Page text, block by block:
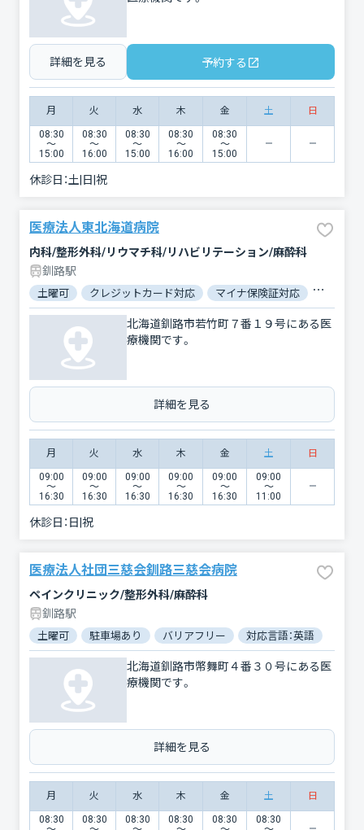
詳細を見る 予約する
月 火 水 木 金 土 日
08:30
〜
15:00
08:30
〜
16:00
08:30
〜
15:00
08:30
〜
16:00
08:30
〜
15:00
休診日：土|日|祝
医療法人東北海道病院
内科/整形外科/リウマチ科/リハビリテーション/麻酔科
釧路駅
土曜可 クレジットカード対応 マイナ保険証対応 駐車場
北海道釧路市若竹町７番１９号にある医
療機関です。
詳細を見る
月 火 水 木 金 土 日
09:00
〜
16:30
09:00
〜
16:30
09:00
〜
16:30
09:00
〜
16:30
09:00
〜
16:30
09:00
〜
11:00
休診日： 日|祝
医療法人社団三慈会釧路三慈会病院
ペインクリニック/整形外科/麻酔科
釧路駅
土曜可 駐車場あり バリアフリー 対応言語：英語
北海道釧路市幣舞町４番３０号にある医
療機関です。
詳細を見る
月 火 水 木 金 土 日
08:30
08:30
08:30
08:30
08:30
08:30